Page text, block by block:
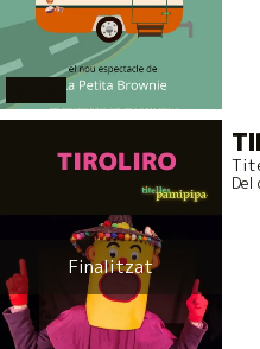
Finalitzat
Del